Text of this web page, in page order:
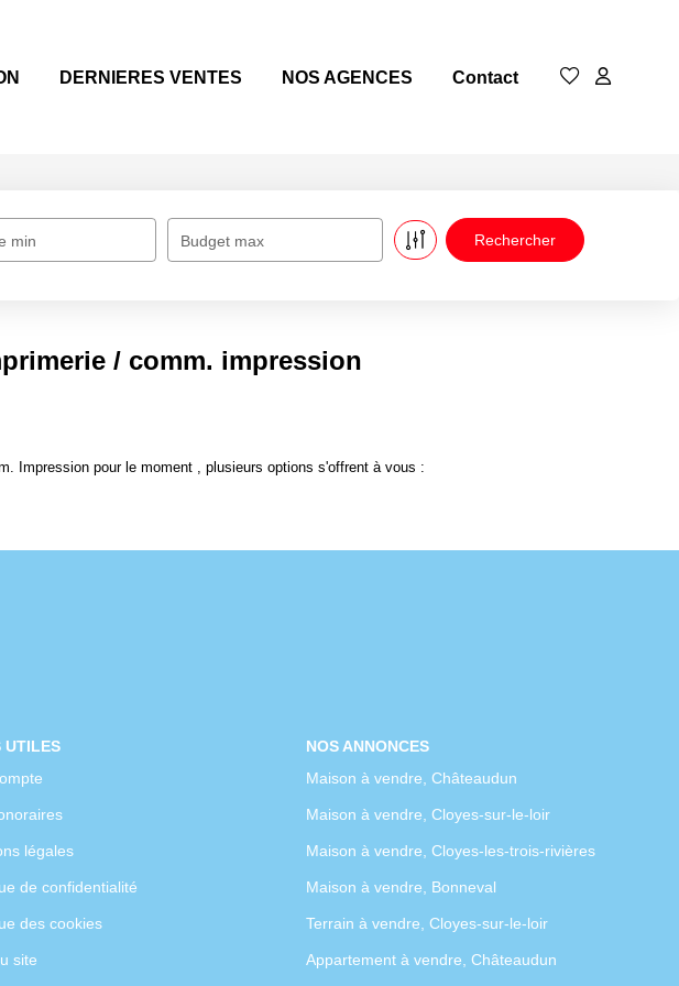
DERNIERES VENTES NOS AGENCES Contact
min Budget max
/ comm. impression
Impression pour le moment , plusieurs options s'offrent à vous :
UTILES
légales
de confidentialité
des cookies
site
NOS ANNONCES
Maison à vendre, Châteaudun
Maison à vendre, Cloyes-sur-le-loir
Maison à vendre, Cloyes-les-trois-rivières
Maison à vendre, Bonneval
Terrain à vendre, Cloyes-sur-le-loir
Appartement à vendre, Châteaudun